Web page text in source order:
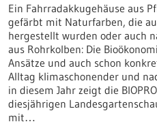
Ein Fahrradakkugehäuse aus
gefärbt mit Naturfarben, die
hergestellt wurden oder auch
aus Rohrkolben: Die
Ansätze und auch schon
Alltag klimaschonender und
in diesem Jahr zeigt die
diesjährigen
mit…